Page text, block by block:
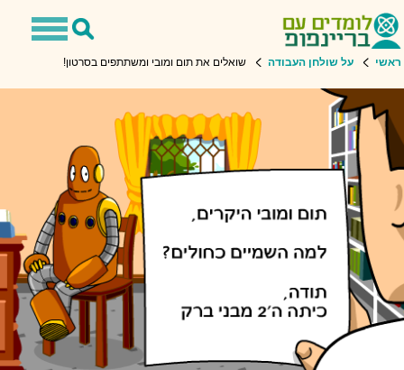
Toggle
navigationToggle
על שולחן העבודה שואלים את תום ומובי ומשתתפים בסרטון!